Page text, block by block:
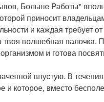
Больше Работы"
приносит
и каждая требует
волшебная палочка.
и готова
впустую. В
которое, вместо